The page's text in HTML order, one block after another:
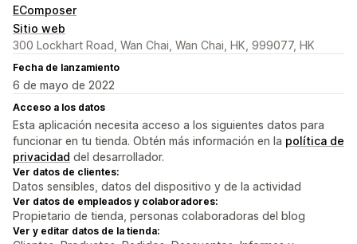
EComposer
Sitio web
300 Lockhart Road, Wan Chai, Wan Chai, HK, 999077, HK
Fecha de lanzamiento
6 de mayo de 2022
Acceso a los datos
Esta aplicación necesita acceso a los siguientes datos para
funcionar en tu tienda. Obtén más información en la política de
privacidad del desarrollador.
Ver datos de clientes:
Datos sensibles, datos del dispositivo y de la actividad
Ver datos de empleados y colaboradores:
Propietario de tienda, personas colaboradoras del blog
Ver y editar datos de la tienda: